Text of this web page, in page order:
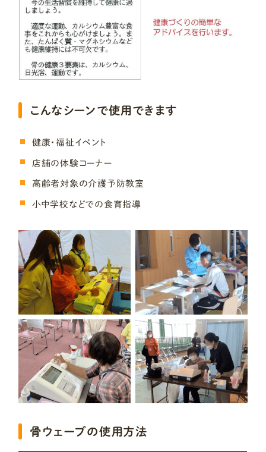
こんなシーンで使用できます
健康・福祉イベント
店舗の体験コーナー
高齢者対象の介護予防教室
小中学校などでの食育指導
骨ウェーブの使用方法